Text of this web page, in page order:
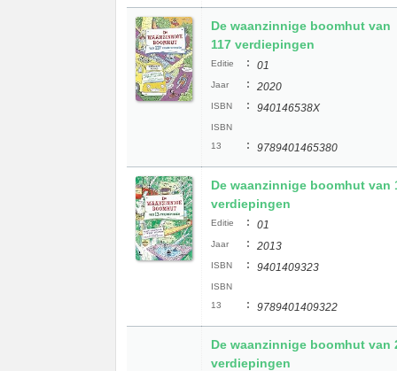
De waanzinnige boomhut van
117 verdiepingen
Editie : 01
Jaar : 2020
ISBN : 940146538X
ISBN
13
: 9789401465380
De waanzinnige boomhut van
verdiepingen
Editie : 01
Jaar : 2013
ISBN : 9401409323
ISBN
13
: 9789401409322
De waanzinnige boomhut van
verdiepingen